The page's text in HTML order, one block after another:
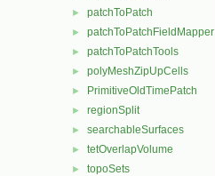
► patchToPatch
► patchToPatchFieldMapper
► patchToPatchTools
► polyMeshZipUpCells
► PrimitiveOldTimePatch
► regionSplit
► searchableSurfaces
► tetOverlapVolume
► topoSets